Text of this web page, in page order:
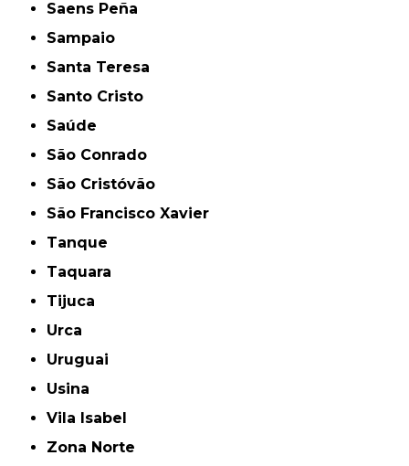
Saens Peña
Sampaio
Santa Teresa
Santo Cristo
Saúde
São Conrado
São Cristóvão
São Francisco Xavier
Tanque
Taquara
Tijuca
Urca
Uruguai
Usina
Vila Isabel
Zona Norte